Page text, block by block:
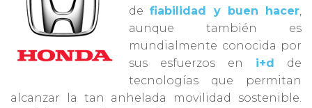
defiabilidad y buen hacer,
aunque también es
mundialmente conocida por
sus esfuerzos en i+d de
tecnologías que permitan
alcanzar la tan anhelada movilidad sostenible.